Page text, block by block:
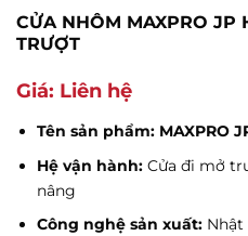
CỬA NHÔM MAXPRO JP
TRƯỢT
Giá: Liên hệ
Tên sản phẩm: MAXPRO
Hệ vận hành: Cửa đi mở
nâng
Công nghệ sản xuất:Nhật